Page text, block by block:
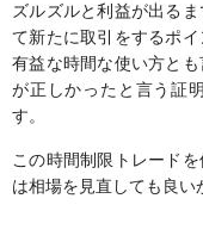
ズルズルと利益が出る
て新たに取引をするポ
有益な時間な使い方と
が正しかったと言う証
す。
この時間制限トレード
は相場を見直しても良い